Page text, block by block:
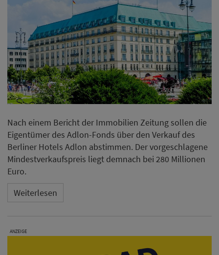
Nach einem Bericht der Immobilien Zeitung sollen die
Eigentümer des Adlon-Fonds über den Verkauf des
Berliner Hotels Adlon abstimmen. Der vorgeschlagene
Mindestverkaufspreis liegt demnach bei 280 Millionen
Euro.
Weiterlesen
ANZEIGE